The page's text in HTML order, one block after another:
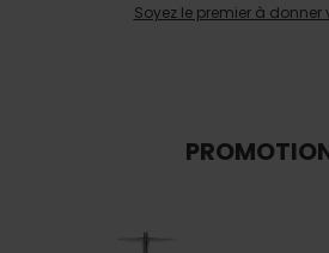
Soyez le premier à donner